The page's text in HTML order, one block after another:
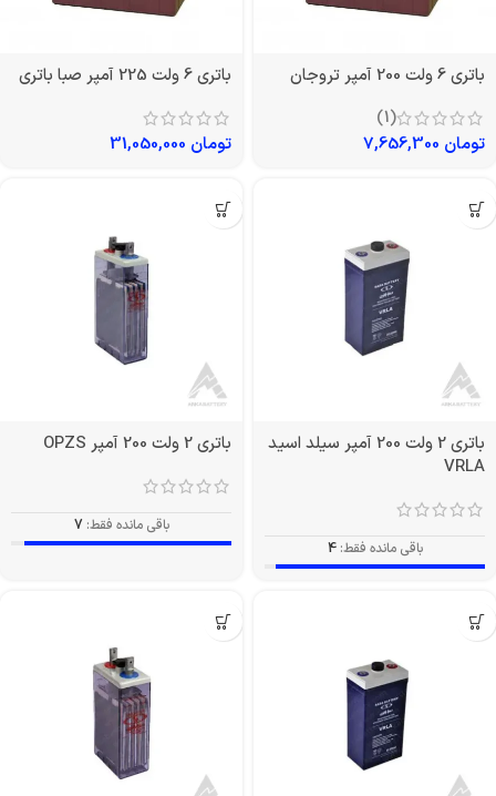
باتری 6 ولت 200 آمپر تروجان
(1)
تومان
باتری 6 ولت 225 آمپر صبا باتری
تومان
باتری 2 ولت 200 آمپر سیلد اسید
VRLA
باقی مانده فقط: 4
باتری 2 ولت 200 آمپر OPZS
باقی مانده فقط: 7